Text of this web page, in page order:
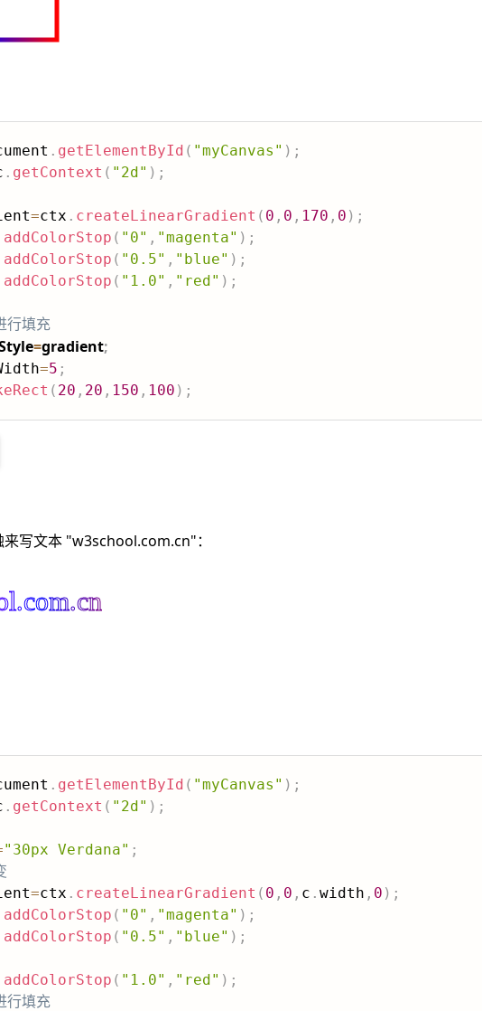
. getElementById ( "myCanvas" ) ;
. getContext ( "2d" ) ;
=ctx . createLinearGradient ( 0 , 0 , 170 , 0 ) ;
addColorStop ( "0" , "magenta" ) ;
addColorStop ( "0.5" , "blue" ) ;
addColorStop ( "1.0" , "red" ) ;
填充
=gradient;
=5 ;
( 20 , 20 , 150 , 100 ) ;
写文本 "w3school.com.cn"：
. getElementById ( "myCanvas" ) ;
. getContext ( "2d" ) ;
"30px Verdana" ;
=ctx . createLinearGradient ( 0 , 0 , c . width , 0 ) ;
addColorStop ( "0" , "magenta" ) ;
addColorStop ( "0.5" , "blue" ) ;
addColorStop ( "1.0" , "red" ) ;
填充